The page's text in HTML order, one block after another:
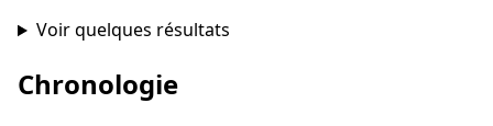
Voir quelques résultats
Chronologie